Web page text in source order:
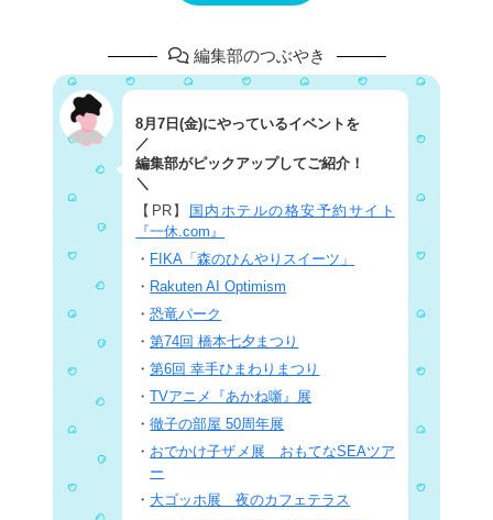
編集部のつぶやき
8月7日(金)にやっているイベントを
／
編集部がピックアップしてご紹介！
＼
【PR】
国内ホテルの格安予約サイト
『一休.com』
・ FIKA「森のひんやりスイーツ」
・ Rakuten AI Optimism
・恐竜パーク
・第74回 橋本七夕まつり
・第6回 幸手ひまわりまつり
・TVアニメ『あかね噺』展
・徹子の部屋 50周年展
・ おでかけ子ザメ展 おもてなSEAツア
ー
・ 大ゴッホ展 夜のカフェテラス